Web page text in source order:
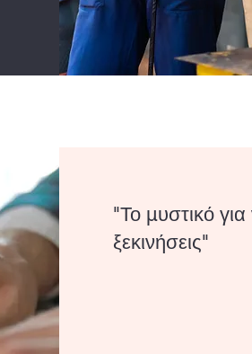
"Το μυστικό
ξεκινήσεις"